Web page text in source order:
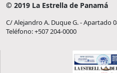
© 2019 La Estrella de Panamá
C/ Alejandro A. Duque G. - Apartado
Teléfono: +507 204-0000